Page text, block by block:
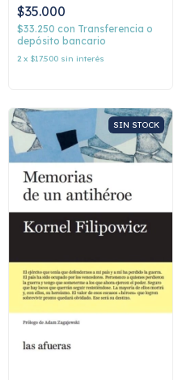
$35.000
$33.250 con Transferencia o
depósito bancario
2 x $17.500 sin interés
SIN STOCK